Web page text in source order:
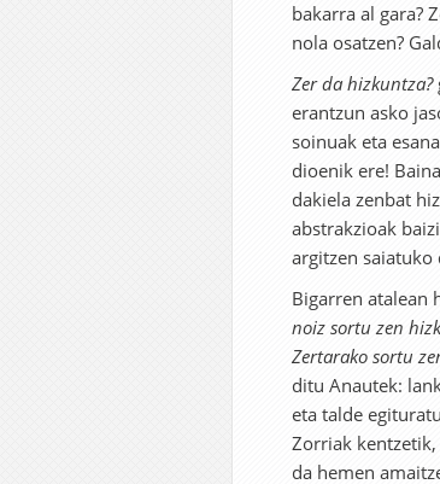
bakarra al gara?
nola osatzen?
Zer da hizkuntza?
erantzun asko
soinuak eta
dioenik ere!
dakiela zenbat
abstrakzioak
argitzen saiatuko
Bigarren atalean
noiz sortu zen
Zertarako sortu
ditu Anautek:
eta talde
Zorriak
da hemen